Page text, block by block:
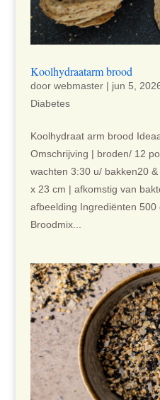
Koolhydraatarm brood
door webmaster| jun 5,
Diabetes
Koolhydraat arm brood
Omschrijving | broden/ 12
wachten 3:30 u/ bakken20
x 23 cm | afkomstig van
afbeelding Ingrediënten
Broodmix...